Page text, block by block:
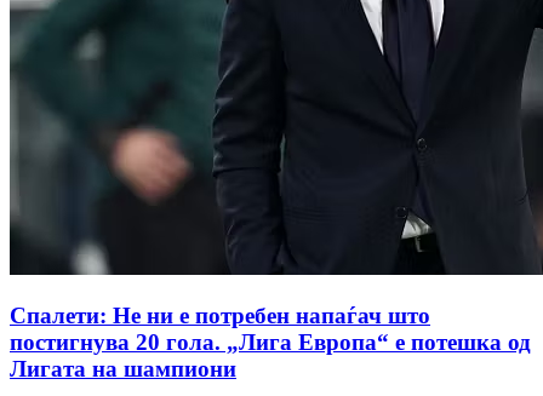
Спалети: Не ни е потребен напаѓач што
постигнува 20 гола. „Лига Европа“ е потешка од
Лигата на шампиони